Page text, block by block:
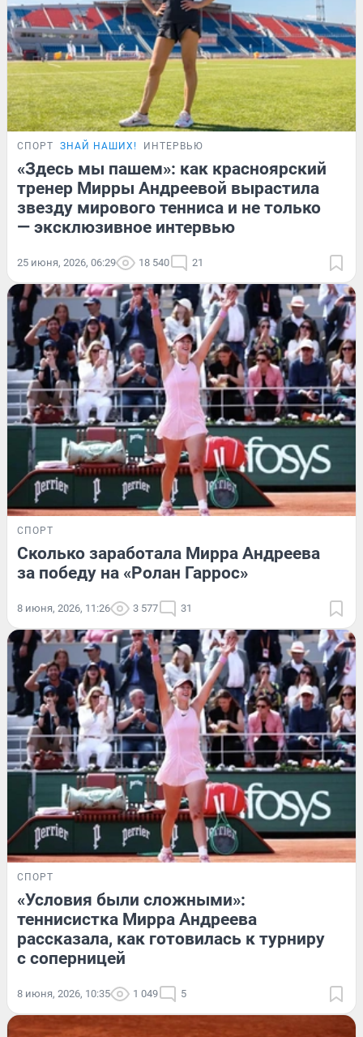
СПОРТ ЗНАЙ НАШИХ! ИНТЕРВЬЮ
«Здесь мы пашем»: как красноярский
тренер Мирры Андреевой вырастила
звезду мирового тенниса и не только
— эксклюзивное интервью
25 июня, 2026, 06:29 18 540 21
СПОРТ
Сколько заработала Мирра Андреева
за победу на «Ролан Гаррос»
8 июня, 2026, 11:26 3 577 31
СПОРТ
«Условия были сложными»:
теннисистка Мирра Андреева
рассказала, как готовилась к турниру
с соперницей
8 июня, 2026, 10:35 1 049 5